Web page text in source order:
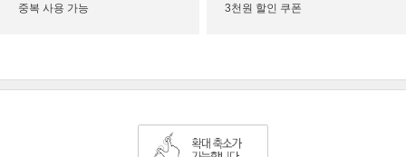
중복 사용 가능
3천원 할인 쿠폰